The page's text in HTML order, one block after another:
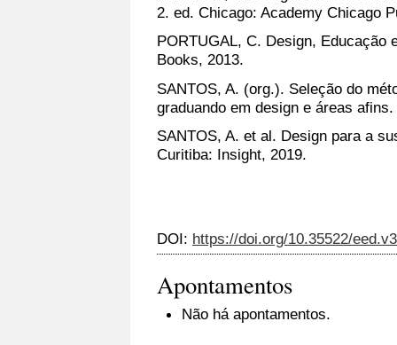
2. ed. Chicago: Academy Chicago
PORTUGAL, C. Design, Educação
Books, 2013.
SANTOS, A. (org.). Seleção do
graduando em design e áreas
SANTOS, A. et al. Design para a
Curitiba: Insight, 2019.
DOI: https://doi.org/10.35522/
Apontamentos
Não há apontamentos.